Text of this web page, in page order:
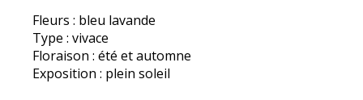
Fleurs : bleu lavande
Type : vivace
Floraison : été et automne
Exposition : plein soleil